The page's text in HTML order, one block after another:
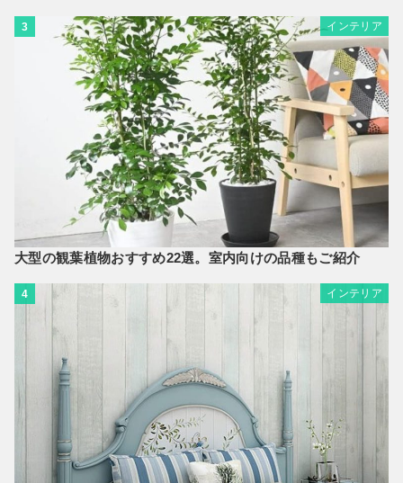
3 インテリア
大型の観葉植物おすすめ22選。室内向けの品種もご紹介
4 インテリア